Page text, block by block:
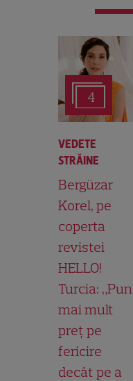
4
VEDETE
STRĂINE
Bergüzar
Korel, pe
coperta
revistei
HELLO!
Turcia: „Pun
mai mult
preț pe
fericire
decât pe a